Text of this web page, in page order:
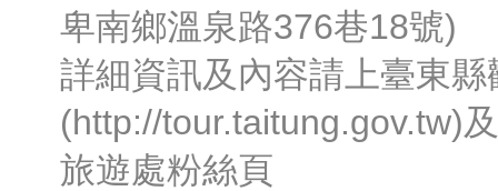
卑南鄉溫泉路376巷18號)
詳細資訊及內容請上臺東
(http://tour.taitung.gov.tw)
旅遊處粉絲頁